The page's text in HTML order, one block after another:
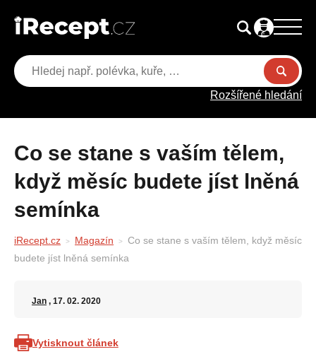
Rozšířené hledání
Co se stane s vaším tělem,
když měsíc budete jíst lněná
semínka
iRecept.cz Magazín
Co se stane s vaším tělem, když měsíc
budete jíst lněná semínka
Jan , 17. 02. 2020
Vytisknout článek